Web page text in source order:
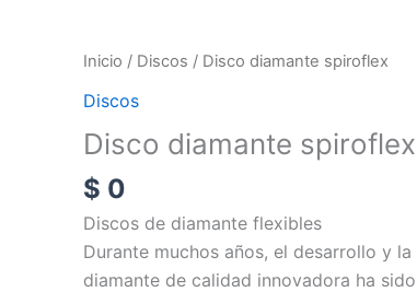
Inicio / Discos / Disco diamante spiroflex
Discos
Disco diamante spiroflex
$ 0
Discos de diamante flexibles
Durante muchos años, el desarrollo y
diamante de calidad innovadora ha
Disco
diamante
cantidad